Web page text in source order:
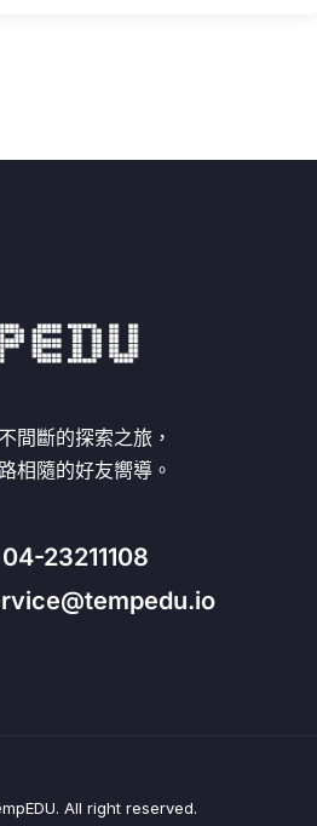
間斷的探索之旅，
相隨的好友嚮導。
23211108
All right reserved.